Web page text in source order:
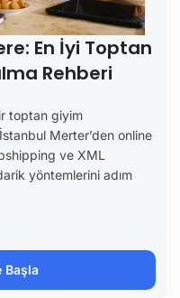
En İyi Toptan
Rehberi
toptan giyim
Merter’den online
ve XML
yöntemlerini adım
Başla